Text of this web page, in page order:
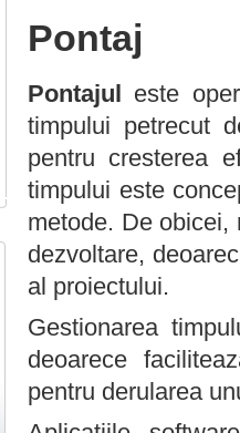
Pontaj
Pontajul este
timpului petrecut
pentru cresterea
timpului este
metode. De obicei,
dezvoltare,
al proiectului.
Gestionarea
deoarece
pentru derularea